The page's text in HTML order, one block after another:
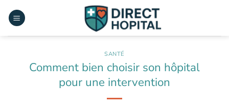
au
SANTÉ
Comment bien choisir son hôpital
pour une intervention